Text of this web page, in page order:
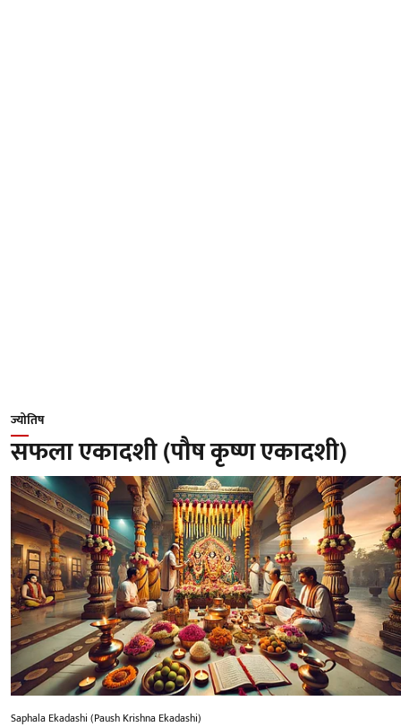
ज्योतिष
सफला एकादशी (पौष कृष्ण एकादशी)
Saphala Ekadashi (Paush Krishna Ekadashi)